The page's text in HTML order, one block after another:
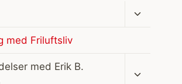
Skift
med Friluftsliv
med Erik B.